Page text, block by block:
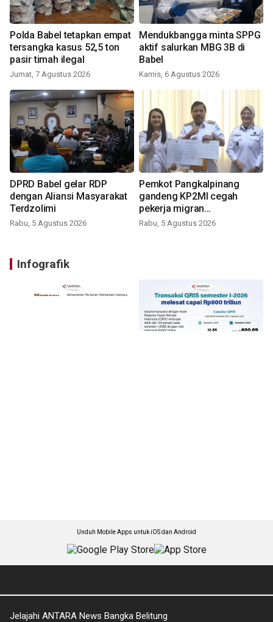
Polda Babel tetapkan empat
tersangka kasus 52,5 ton
pasir timah ilegal
Jumat, 7 Agustus 2026
Mendukbangga minta SPPG
aktif salurkan MBG 3B di
Babel
Kamis, 6 Agustus 2026
DPRD Babel gelar RDP
dengan Aliansi Masyarakat
Terdzolimi
Rabu, 5 Agustus 2026
Pemkot Pangkalpinang
gandeng KP2MI cegah
pekerja migran
nonprosedural
Rabu, 5 Agustus 2026
Infografik
Unduh Mobile Apps untuk iOS dan Android
Jelajahi ANTARA News Bangka Belitung